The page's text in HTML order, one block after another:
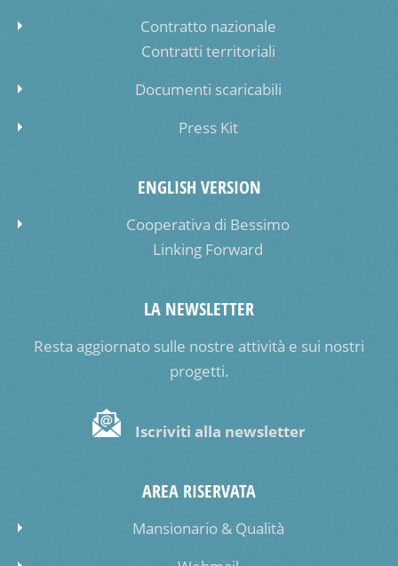
Contratto nazionale
Contratti territoriali
Documenti scaricabili
Press Kit
ENGLISH VERSION
Cooperativa di Bessimo
Linking Forward
LA NEWSLETTER
Resta aggiornato sulle nostre attività e sui nostri
progetti.
Iscriviti alla newsletter
AREA RISERVATA
Mansionario & Qualità